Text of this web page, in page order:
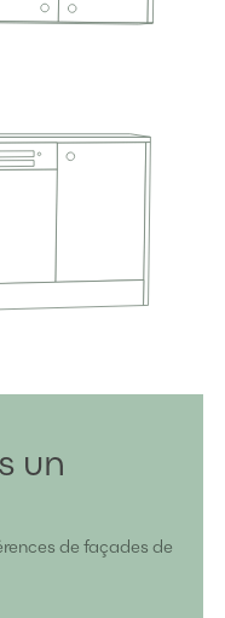
un
de façades de